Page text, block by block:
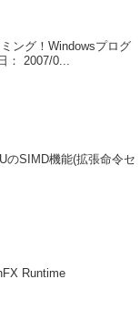
ング！Windowsプログ
2007/0...
のSIMD機能(拡張命令セ
Runtime